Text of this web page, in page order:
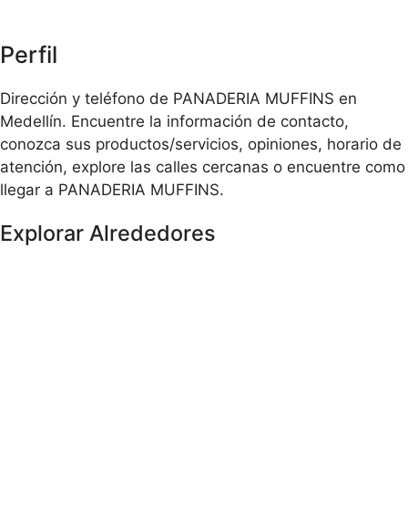
Perfil
Dirección y teléfono de PANADERIA MUFFINS en
Medellín. Encuentre la información de contacto,
conozca sus productos/servicios, opiniones, horario de
atención, explore las calles cercanas o encuentre como
llegar a PANADERIA MUFFINS.
Explorar Alrededores